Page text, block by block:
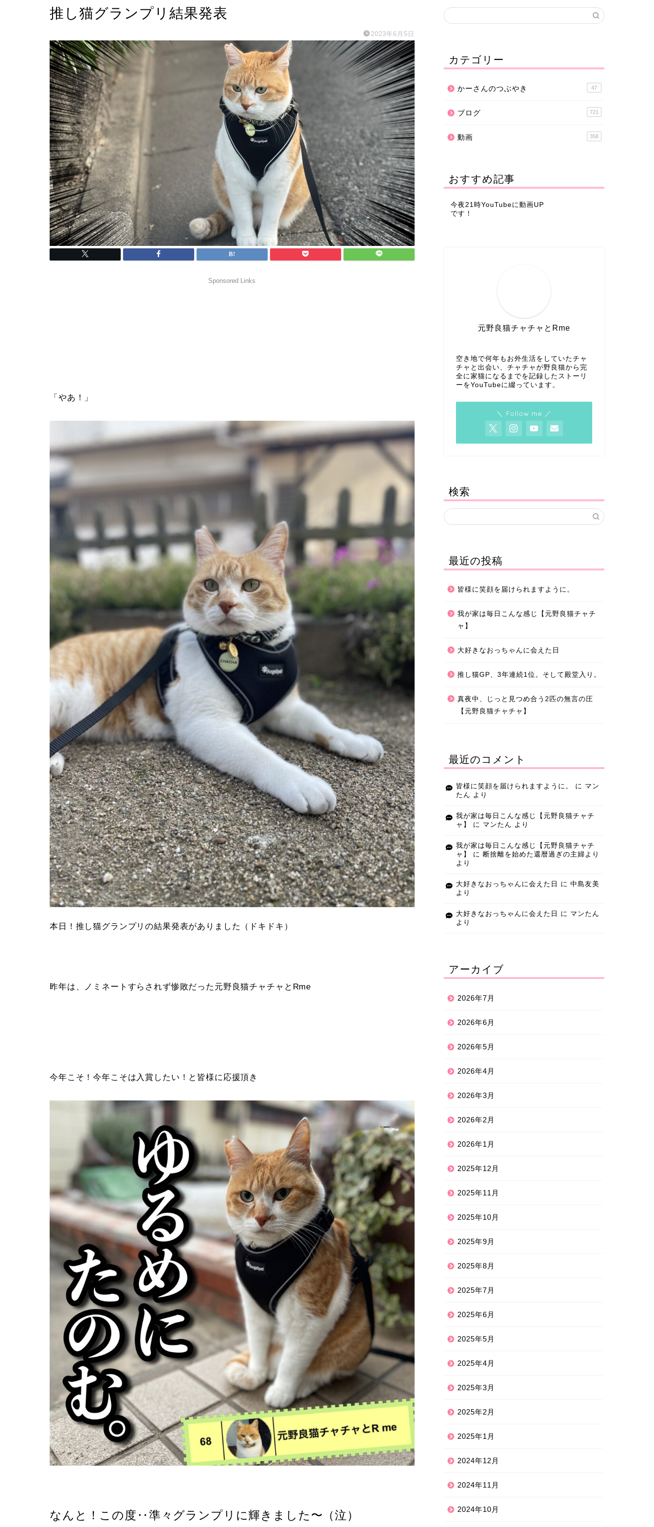
推し猫グランプリ結果発表
2023年6月5日
Sponsored Links
「やあ！」
本日！推し猫グランプリの結果発表がありました（ドキドキ）
昨年は、ノミネートすらされず惨敗だった元野良猫チャチャとRme
今年こそ！今年こそは入賞したい！と皆様に応援頂き
なんと！この度‥準々グランプリに輝きました〜（泣）
カテゴリー
かーさんのつぶやき 47
ブログ 721
動画 358
おすすめ記事
今夜21時YouTubeに動画UP
です！
元野良猫チャチャとRme
空き地で何年もお外生活をしていたチャ
チャと出会い、チャチャが野良猫から完
全に家猫になるまでを記録したストーリ
ーをYouTubeに綴っています。
＼ Follow me ／
検索
最近の投稿
皆様に笑顔を届けられますように。
我が家は毎日こんな感じ【元野良猫チャチ
ャ】
大好きなおっちゃんに会えた日
推し猫GP、3年連続1位。そして殿堂入り。
真夜中、じっと見つめ合う2匹の無言の圧
【元野良猫チャチャ】
最近のコメント
皆様に笑顔を届けられますように。 に マン
たん より
我が家は毎日こんな感じ【元野良猫チャチ
ャ】
に マンたん より
我が家は毎日こんな感じ【元野良猫チャチ
ャ】
に 断捨離を始めた還暦過ぎの主婦より
より
大好きなおっちゃんに会えた日 に 中島友美
より
大好きなおっちゃんに会えた日 に マンたん
より
アーカイブ
2026年7月
2026年6月
2026年5月
2026年4月
2026年3月
2026年2月
2026年1月
2025年12月
2025年11月
2025年10月
2025年9月
2025年8月
2025年7月
2025年6月
2025年5月
2025年4月
2025年3月
2025年2月
2025年1月
2024年12月
2024年11月
2024年10月